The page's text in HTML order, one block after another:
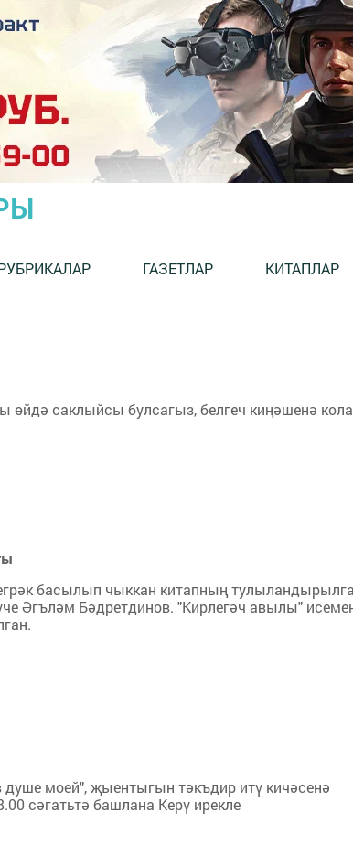
ГАЗЕТЛАР КИТАПЛАР
өйдә саклыйсы булсагыз, белгеч киңәшенә
басылып чыккан китапның
Әгъләм Бәдретдинов. "Кирлегәч авылы"
душе моей", җыентыгын тәкъдир итү кичәсенә
сәгатьтә башлана Керү ирекле